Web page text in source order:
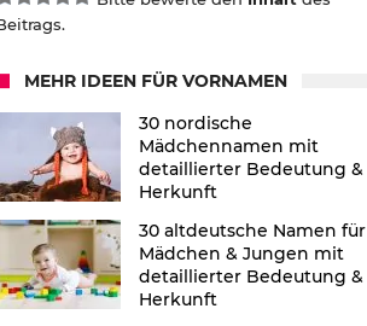
MEHR IDEEN FÜR VORNAMEN
30 nordische
Mädchennamen mit
detaillierter Bedeutung &
Herkunft
30 altdeutsche Namen für
Mädchen & Jungen mit
detaillierter Bedeutung &
Herkunft